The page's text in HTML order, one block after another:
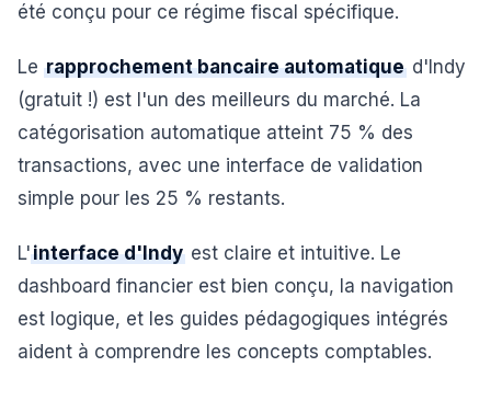
été conçu pour ce régime fiscal spécifique.
Le rapprochement bancaire automatique d'Indy
(gratuit !) est l'un des meilleurs du marché. La
catégorisation automatique atteint 75 % des
transactions, avec une interface de validation
simple pour les 25 % restants.
L'interface d'Indy est claire et intuitive. Le
dashboard financier est bien conçu, la navigation
est logique, et les guides pédagogiques intégrés
aident à comprendre les concepts comptables.